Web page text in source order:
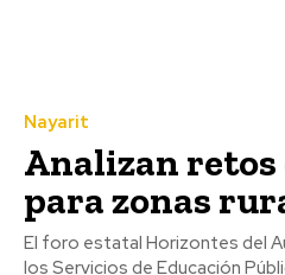
Nayarit
Analizan
para zonas
El foro estatal Horizontes del
los Servicios de Educación